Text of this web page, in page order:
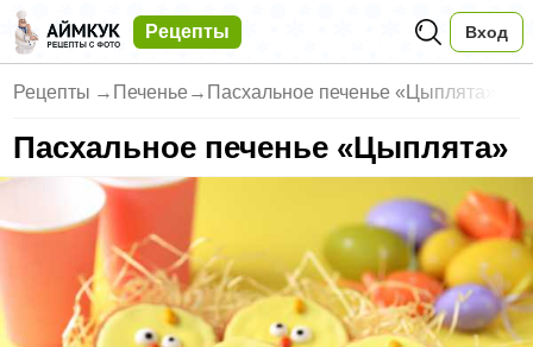
Рецепты Вход
Рецепты → Печенье → Пасхальное печенье «Цыплята»
Пасхальное печенье «Цыплята»